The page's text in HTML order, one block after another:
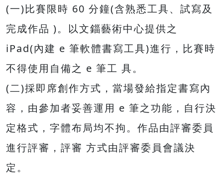
(一)比賽限時 60 分鐘(含熟悉工具、試寫及
完成作品 )。以文錙藝術中心提供之
iPad(內建 e 筆軟體書寫工具)進行，比賽時
不得使用自備之 e 筆工 具。
(二)採即席創作方式，當場發給指定書寫內
容，由參加者妥善運用 e 筆之功能，自行決
定格式，字體布局均不拘。作品由評審委員
進行評審，評審 方式由評審委員會議決
定。